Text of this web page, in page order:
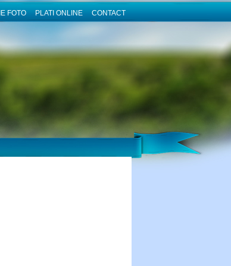
FOTO PLATI ONLINE CONTACT